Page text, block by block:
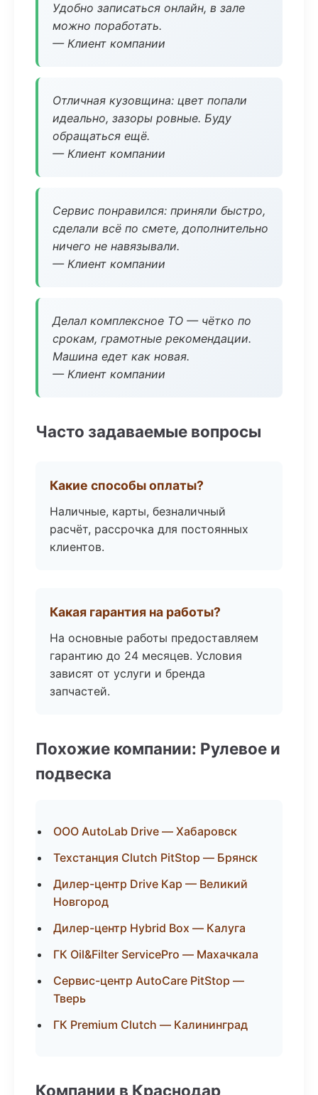
Удобно записаться онлайн, в зале
можно поработать.
— Клиент компании
Отличная кузовщина: цвет попали
идеально, зазоры ровные. Буду
обращаться ещё.
— Клиент компании
Сервис понравился: приняли быстро,
сделали всё по смете, дополнительно
ничего не навязывали.
— Клиент компании
Делал комплексное ТО — чётко по
срокам, грамотные рекомендации.
Машина едет как новая.
— Клиент компании
Часто задаваемые вопросы
Какие способы оплаты?
Наличные, карты, безналичный
расчёт, рассрочка для постоянных
клиентов.
Какая гарантия на работы?
На основные работы предоставляем
гарантию до 24 месяцев. Условия
зависят от услуги и бренда
запчастей.
Похожие компании: Рулевое и
подвеска
ООО AutoLab Drive — Хабаровск
Техстанция Clutch PitStop — Брянск
Дилер-центр Drive Кар — Великий
Новгород
Дилер-центр Hybrid Box — Калуга
ГК Oil&Filter ServicePro — Махачкала
Сервис-центр AutoCare PitStop —
Тверь
ГК Premium Clutch — Калининград
Компании в Краснодар